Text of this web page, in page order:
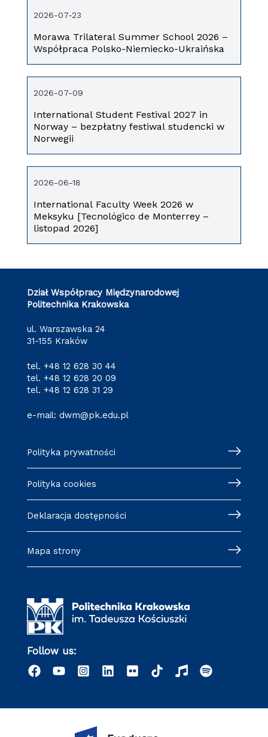
Morawa Trilateral Summer School 2026 –
Współpraca Polsko-Niemiecko-Ukraińska
2026-07-23
International Student Festival 2027 in
Norway – bezpłatny festiwal studencki w
Norwegii
2026-07-09
International Faculty Week 2026 w
Meksyku [Tecnológico de Monterrey –
listopad 2026]
2026-06-18
Dział Współpracy Międzynarodowej
Politechnika Krakowska
ul. Warszawska 24
31-155 Kraków
tel. +48 12 628 30 44
tel. +48 12 628 20 09
tel. +48 12 628 31 29
e-mail: dwm@pk.edu.pl
Polityka prywatności
Polityka cookies
Deklaracja dostępności
Mapa strony
Follow us: